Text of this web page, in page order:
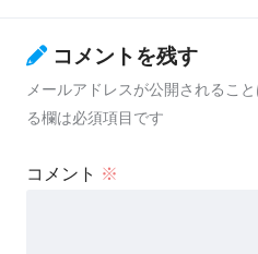
コメントを残す
メールアドレスが公開されること
る欄は必須項目です
コメント ※